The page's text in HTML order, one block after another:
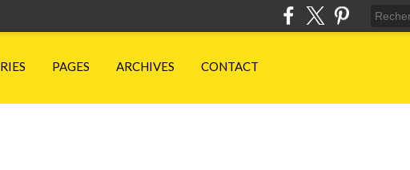
PAGES ARCHIVES CONTACT